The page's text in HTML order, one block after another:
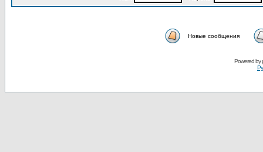
Новые сообщения
Powered by